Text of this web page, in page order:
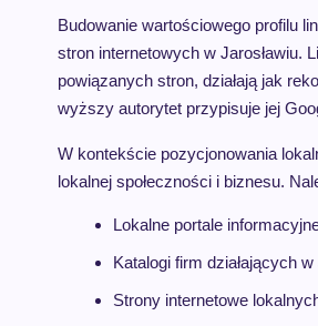
Budowanie wartościowego profilu
stron internetowych w Jarosławiu.
powiązanych stron, działają jak
wyższy autorytet przypisuje jej
W kontekście pozycjonowania
lokalnej społeczności i biznesu.
Lokalne portale
Katalogi firm działających
Strony internetowe